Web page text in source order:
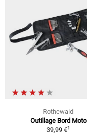
Rothewald
Outillage Bord Moto
39,99 €1